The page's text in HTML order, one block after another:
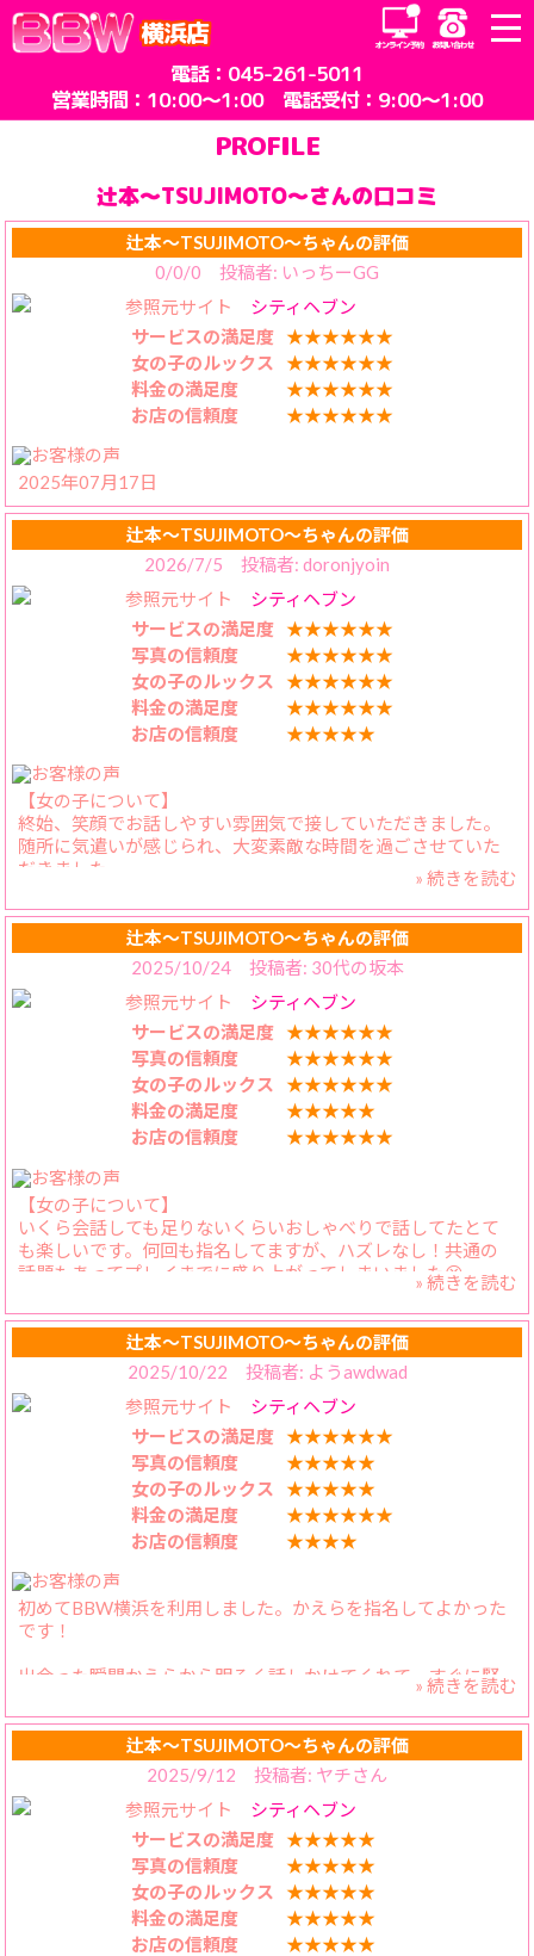
コ
ン
ツ
横浜店
電話： 045-261-5011
営業時間：10:00～1:00 電話受付：9:00～1:00
PROFILE
辻本〜TSUJIMOTO〜さんの口コミ
辻本〜TSUJIMOTO〜ちゃんの評価
0/0/0 投稿者: いっちーGG
参照元サイト シティヘブン
サービスの満足度
★★★★★★
女の子のルックス
★★★★★★
料金の満足度
★★★★★★
お店の信頼度
★★★★★★
2025年07月17日
辻本〜TSUJIMOTO〜ちゃんの評価
2026/7/5 投稿者: doronjyoin
参照元サイト シティヘブン
サービスの満足度
★★★★★★
写真の信頼度
★★★★★★
女の子のルックス
★★★★★★
料金の満足度
★★★★★★
お店の信頼度
★★★★★
【女の子について】
終始、笑顔でお話しやすい雰囲気で接していただきました。
随所に気遣いが感じられ、大変素敵な時間を過ごさせていた
だきました。
また再訪したいと思える方でした。
【料金納得度】
この価格帯でこのクオリティは充分満足
イベントが複数あるのもユーザーにとってはありがたい限り
【プレイ内容】
プレイ前の雰囲気と一変し、とても充実した内容です。
ほかユーザーさんも是非お試しあれ。
電話での応対は問題ありませんでした。
事前アンケートもユーザーを満足させようという
取り組みがよいと感じました。
是非、このまま継続してください。
» 続きを読む
辻本〜TSUJIMOTO〜ちゃんの評価
2025/10/24 投稿者: 30代の坂本
参照元サイト シティヘブン
サービスの満足度
★★★★★★
写真の信頼度
★★★★★★
女の子のルックス
★★★★★★
料金の満足度
★★★★★
お店の信頼度
★★★★★★
【女の子について】
いくら会話しても足りないくらいおしゃべりで話してたとて
も楽しいです。何回も指名してますが、ハズレなし！共通の
話題もあってプレイまでに盛り上がってしまいました😆
【料金納得度】
許容範囲ないかな。ポイントの使いときがイマイチわからな
いのが1つあります。
【プレイ内容】
長い付き合いだからこそ互いの弱点を知っており、こちらの
要望にもしっかり応えてくれます♪
会話してるときとのギャップにも毎回やられてしまうほど濃
厚で可愛い表情を見せてくれるので満足度最高です！
【スタッフの対応】
いつも丁寧に対応してくださり感謝です。
» 続きを読む
辻本〜TSUJIMOTO〜ちゃんの評価
2025/10/22 投稿者: ようawdwad
参照元サイト シティヘブン
サービスの満足度
★★★★★★
写真の信頼度
★★★★★
女の子のルックス
★★★★★
料金の満足度
★★★★★★
お店の信頼度
★★★★
初めてBBW横浜を利用しました。かえらを指名してよかった
です！
出会った瞬間かえらから明るく話しかけてくれて、すぐに緊
張感が打ち解けることができました。その明るい性格と笑顔
がとても魅力的です！
会話のテンポも良くて、こちらの話もよく聞いてくれるし、
そしてなによりもその柔らかくて大きなおっ〇いを揉みなが
ら吸うのがたまりません！かえらとイチャイチャすると気持
ち良すぎてすぐ時間が経っちゃいました。
プロファイルに書いた通り、終始濃厚なキスとサービスをし
てくれました、とても幸せな時間を過ごしました、またリピ
ートしたいと思います！
» 続きを読む
辻本〜TSUJIMOTO〜ちゃんの評価
2025/9/12 投稿者: ヤチさん
参照元サイト シティヘブン
サービスの満足度
★★★★★
写真の信頼度
★★★★★
女の子のルックス
★★★★★
料金の満足度
★★★★★
お店の信頼度
★★★★★